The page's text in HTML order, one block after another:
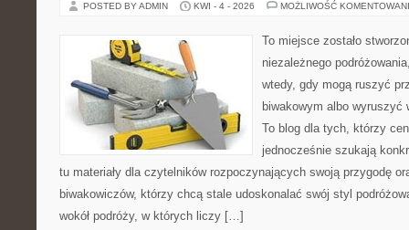
POSTED BY ADMIN KWI - 4 - 2026 MOŻLIWOŚĆ
To miejsce zostało
niezależnego
wtedy, gdy mogą ruszyć
biwakowym albo wyruszyć
To blog dla tych, którzy
jednocześnie szukają
tu materiały dla czytelników rozpoczynających swoją przygodę
biwakowiczów, którzy chcą stale udoskonalać swój styl
wokół podróży, w których liczy […]